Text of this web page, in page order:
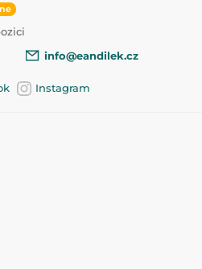
info@eandilek.cz
Instagram